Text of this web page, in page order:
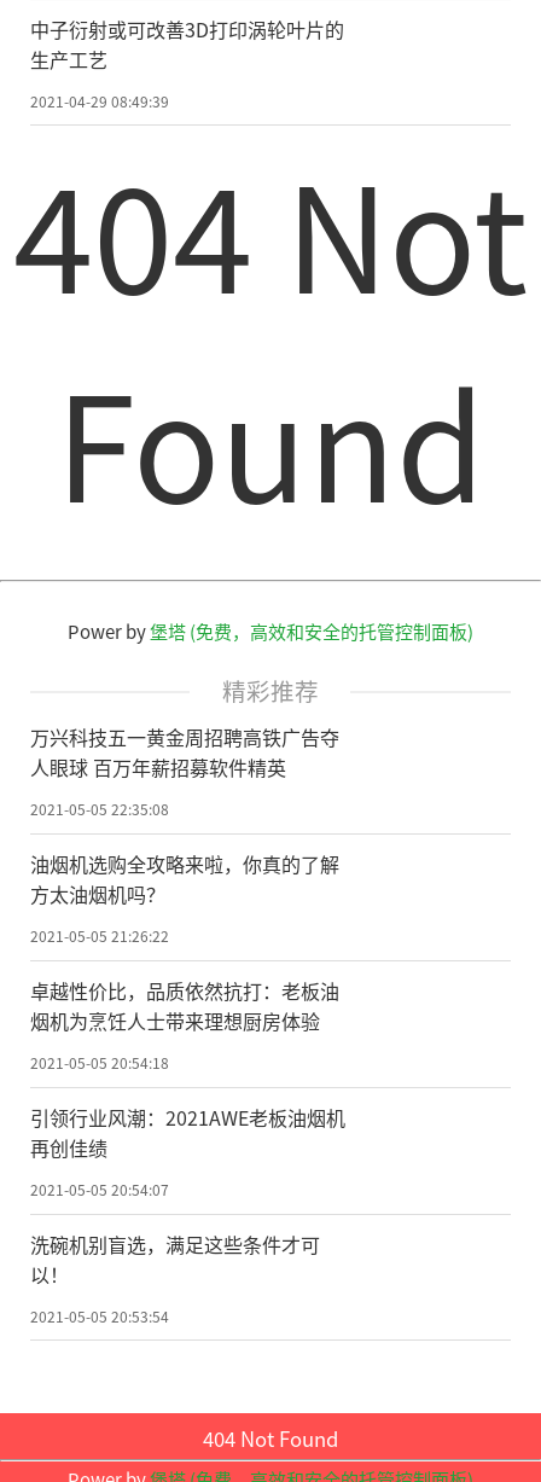
脑内用来储存记忆的突触。
通常情况下，持续的光电导需要低温和/
或高工作电压，但电流峰值只会持续一瞬
下产生电流，并在光关闭后持续一个多小
时。研究还发现，只需低电压和低光强度就
可做到这一点，表明存储内存所需的能量也
经形态计算——用计算机模拟人脑储存信息的
方式，希望创建出能模拟大脑功能的人工神
经网络。大脑使用由神经元组成的“神经网
都源于视觉感知，新研制出的这些突触型晶
体管可以整合到图像识别系统中。
研究合作者、詹妮弗·布莱克本表
示：“这些传感器阵列可以接收图像，结合
训练和学习算法可用于人工智能和机器学习
类程序。这类系统有望提高自动驾驶车辆等
应用中的能源效率、性能和可靠性。”
总编辑圈点：
晶体管无疑是现代电子设备和产品的关
键要素。但在数十年神话式发展之后，晶体
管开始面临越来越高的制造难度——一方面是
日益趋近的物理极限，很难继续通过原有制
造方式大幅提高处理能力;另一方面则是能耗
所带来的巨大挑战。为克服困境，科学家们
开始寻找符合神经形态计算机特性的新材料
和新器件，毕竟，人脑才是自然界中兼具了
光电晶体管的研究已成为科研界的一大目
标，这也是未来构建高效率的神经网络计算
中子衍射或可改善3D打印涡轮叶片的
生产工艺
2021-04-29 08:49:39
404 Not
Found
Power by堡塔 (免费，高效和安全的托管控制面板)
精彩推荐
万兴科技五一黄金周招聘高铁广告夺
人眼球 百万年薪招募软件精英
2021-05-05 22:35:08
油烟机选购全攻略来啦，你真的了解
方太油烟机吗？
2021-05-05 21:26:22
卓越性价比，品质依然抗打：老板油
烟机为烹饪人士带来理想厨房体验
2021-05-05 20:54:18
引领行业风潮：2021AWE老板油烟机
再创佳绩
2021-05-05 20:54:07
洗碗机别盲选，满足这些条件才可
以！
2021-05-05 20:53:54
404 Not Found